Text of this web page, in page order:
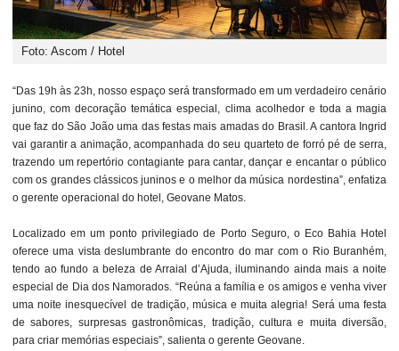
Foto: Ascom / Hotel
“Das 19h às 23h, nosso espaço será transformado em um verdadeiro cenário
junino, com decoração temática especial, clima acolhedor e toda a magia
que faz do São João uma das festas mais amadas do Brasil. A cantora Ingrid
vai garantir a animação, acompanhada do seu quarteto de forró pé de serra,
trazendo um repertório contagiante para cantar, dançar e encantar o público
com os grandes clássicos juninos e o melhor da música nordestina”, enfatiza
o gerente operacional do hotel, Geovane Matos.
Localizado em um ponto privilegiado de Porto Seguro, o Eco Bahia Hotel
oferece uma vista deslumbrante do encontro do mar com o Rio Buranhém,
tendo ao fundo a beleza de Arraial d’Ajuda, iluminando ainda mais a noite
especial de Dia dos Namorados. “Reúna a família e os amigos e venha viver
uma noite inesquecível de tradição, música e muita alegria! Será uma festa
de sabores, surpresas gastronômicas, tradição, cultura e muita diversão,
para criar memórias especiais”, salienta o gerente Geovane.